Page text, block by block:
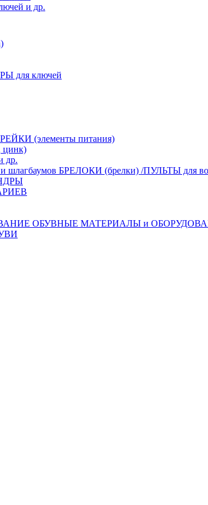
и др.
для ключей
(элементы питания)
цинк)
др.
БРЕЛОКИ (брелки) /ПУЛЬТЫ для
ОБУВНЫЕ МАТЕРИАЛЫ и